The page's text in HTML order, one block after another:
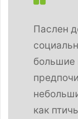
Паслен
большие
как